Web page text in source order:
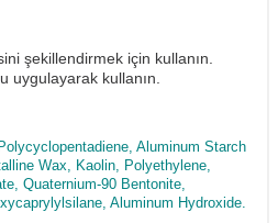
şekillendirmek için kullanın.
uygulayarak kullanın.
Aluminum Starch
Wax, Kaolin, Polyethylene,
Quaternium-90 Bentonite,
Aluminum Hydroxide.